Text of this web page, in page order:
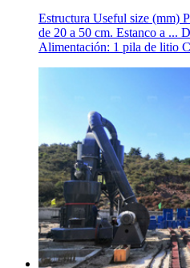
Estructura Useful size (mm)
de 20 a 50 cm. Estanco a ...
Alimentación: 1 pila de litio